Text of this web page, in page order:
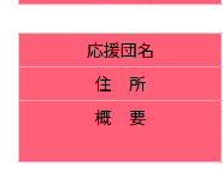
応援団名
住 所
概 要